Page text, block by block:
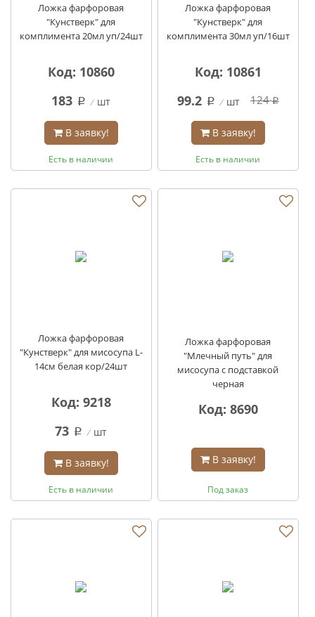
Ложка фарфоровая
"Кунстверк" для
комплимента 20мл уп/24шт
Код: 10860
183 q шт
В заявку!
Есть в наличии
Ложка фарфоровая
"Кунстверк" для
комплимента 30мл уп/16шт
Код: 10861
99.2 q шт 124q
В заявку!
Есть в наличии
Ложка фарфоровая
"Кунстверк" для мисосупа L-
14см белая кор/24шт
Код: 9218
73 q шт
В заявку!
Есть в наличии
Ложка фарфоровая
"Млечный путь" для
мисосупа с подставкой
черная
Код: 8690
В заявку!
Под заказ